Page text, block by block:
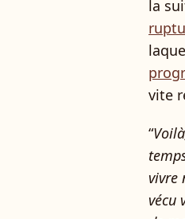
la
vite
“
vivre
vécu